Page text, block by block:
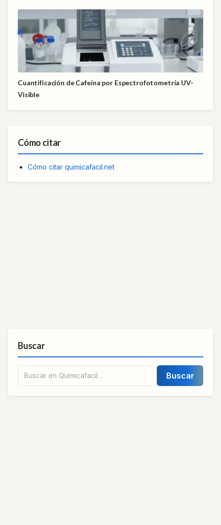
Cuantificación de Cafeína por Espectrofotometría UV-
Visible
Cómo citar
Cómo citar quimicafacil.net
Buscar
Buscar